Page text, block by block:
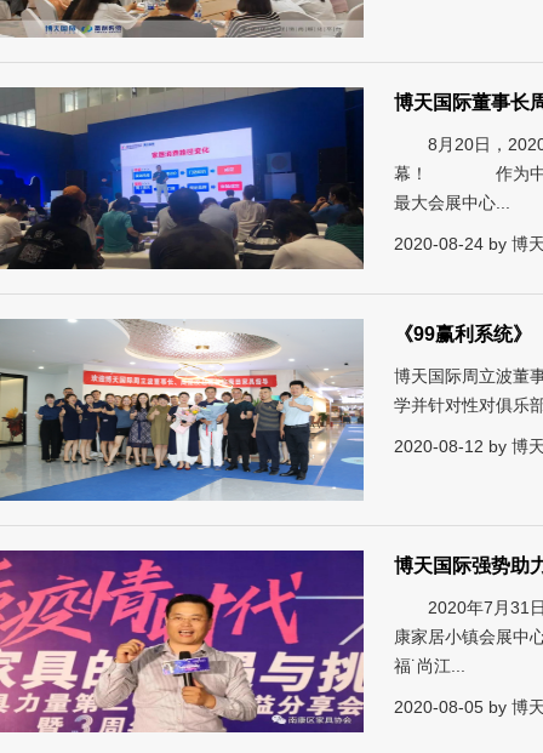
博天国际董事长
8月20日，2020
幕！ 作为中国最
最大会展中心...
2020-08-24 by 博
《99赢利系统
博天国际周立波董
学并针对性对俱乐
2020-08-12 by 博
博天国际强势助
2020年7月31日
康家居小镇会展中
福˙尚江...
2020-08-05 by 博